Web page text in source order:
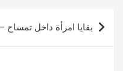
تصفّح
المقالات
بقايا امرأة داخل تمساح